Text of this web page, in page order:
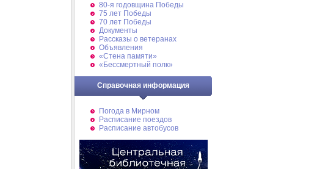
80-я годовщина Победы
75 лет Победы
70 лет Победы
Документы
Рассказы о ветеранах
Объявления
«Стена памяти»
«Бессмертный полк»
Справочная информация
Погода в Мирном
Расписание поездов
Расписание автобусов